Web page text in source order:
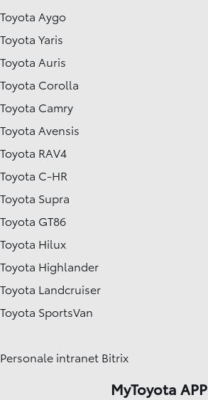
Toyota Aygo
Toyota Yaris
Toyota Auris
Toyota Corolla
Toyota Camry
Toyota Avensis
Toyota RAV4
Toyota C-HR
Toyota Supra
Toyota GT86
Toyota Hilux
Toyota Highlander
Toyota Landcruiser
Toyota SportsVan
Personale intranet Bitrix
MyToyota APP